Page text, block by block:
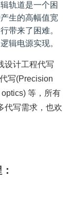
轨道是一个困
生的高幅值宽
带来了困难。
辑电源实现。
设计工程代写
写(Precision
等，所有
代写需求，也欢